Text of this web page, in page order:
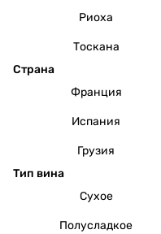
Риоха
Тоскана
Страна
Франция
Испания
Грузия
Тип вина
Сухое
Полусладкое